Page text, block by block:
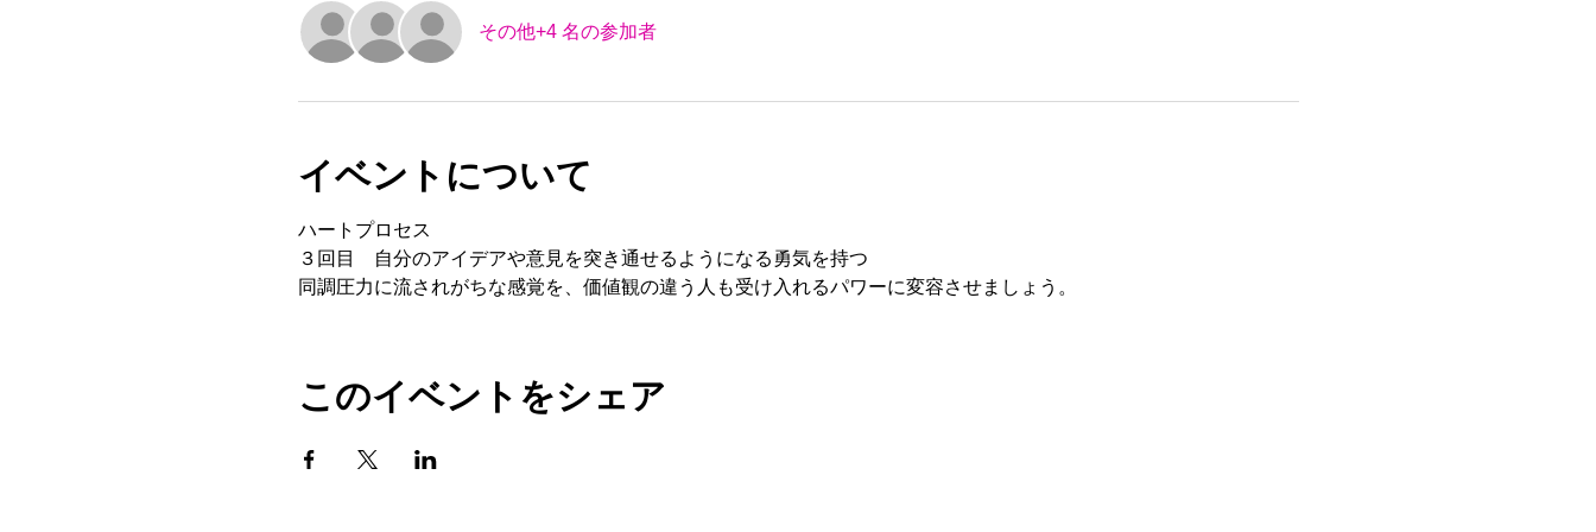
その他+4 名の参加者
イベントについて
ハートプロセス
３回目　自分のアイデアや意見を突き通せるようになる勇気を持つ
同調圧力に流されがちな感覚を、価値観の違う人も受け入れるパワーに変容させましょう。
このイベントをシェア